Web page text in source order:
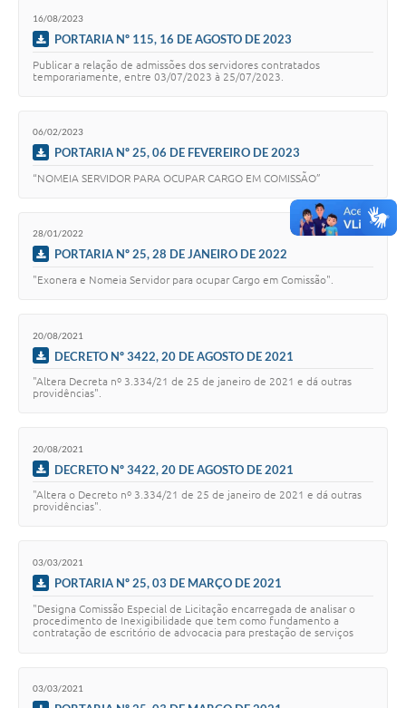
16/08/2023
PORTARIA Nº 115, 16 DE AGOSTO DE 2023
Publicar a relação de admissões dos servidores contratados
temporariamente, entre 03/07/2023 à 25/07/2023.
06/02/2023
PORTARIA Nº 25, 06 DE FEVEREIRO DE 2023
“NOMEIA SERVIDOR PARA OCUPAR CARGO EM COMISSÃO”
28/01/2022
PORTARIA Nº 25, 28 DE JANEIRO DE 2022
"Exonera e Nomeia Servidor para ocupar Cargo em Comissão".
20/08/2021
DECRETO Nº 3422, 20 DE AGOSTO DE 2021
"Altera Decreta nº 3.334/21 de 25 de janeiro de 2021 e dá outras
providências".
20/08/2021
DECRETO Nº 3422, 20 DE AGOSTO DE 2021
"Altera o Decreto nº 3.334/21 de 25 de janeiro de 2021 e dá outras
providências".
03/03/2021
PORTARIA Nº 25, 03 DE MARÇO DE 2021
"Designa Comissão Especial de Licitação encarregada de analisar o
procedimento de Inexigibilidade que tem como fundamento a
contratação de escritório de advocacia para prestação de serviços
03/03/2021